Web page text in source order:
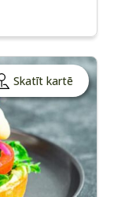
Skatīt kartē